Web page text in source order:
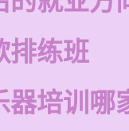
排练班
器培训哪